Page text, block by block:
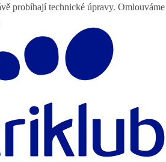
probíhají technické úpravy. Omlouváme